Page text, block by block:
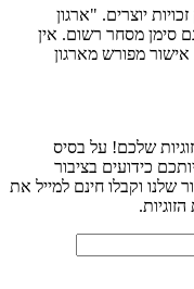
יוצרים. "ארגון
סימן מסחר רשום. אין
מפורש מארגון
שלכם! על בסיס
כידועים בציבור
שלנו וקבלו חינם למייל את